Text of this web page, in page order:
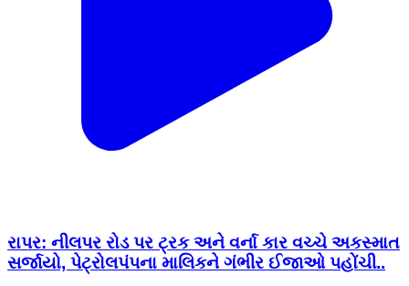
રાપર: નીલપર રોડ પર ટ્રક અને વર્ના કાર વચ્ચે અકસ્માત
સર્જાયો, પેટ્રોલપંપના માલિકને ગંભીર ઈજાઓ પહોંચી..